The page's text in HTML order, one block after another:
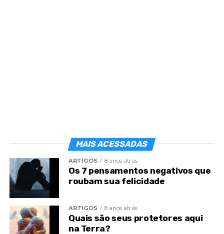
indumentária carnal, sentindo-se mais vivos que
nunca, acrescentam que Deus não é Deus de
condenados.
MAIS ACESSADAS
ARTIGOS 8 anos atrás
Os 7 pensamentos negativos que
roubam sua felicidade
ARTIGOS 8 anos atrás
Quais são seus protetores aqui
na Terra?